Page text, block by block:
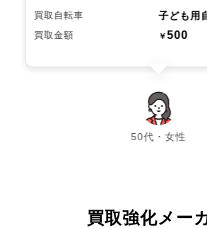
買取自転車 子ども用
買取金額 ￥500
50代・女性
chevron_left chevron_right
買取強化メー